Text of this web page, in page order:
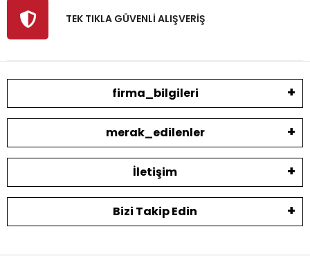
TEK TIKLA GÜVENLİ ALIŞVERİŞ
firma_bilgileri
merak_edilenler
İletişim
Bizi Takip Edin